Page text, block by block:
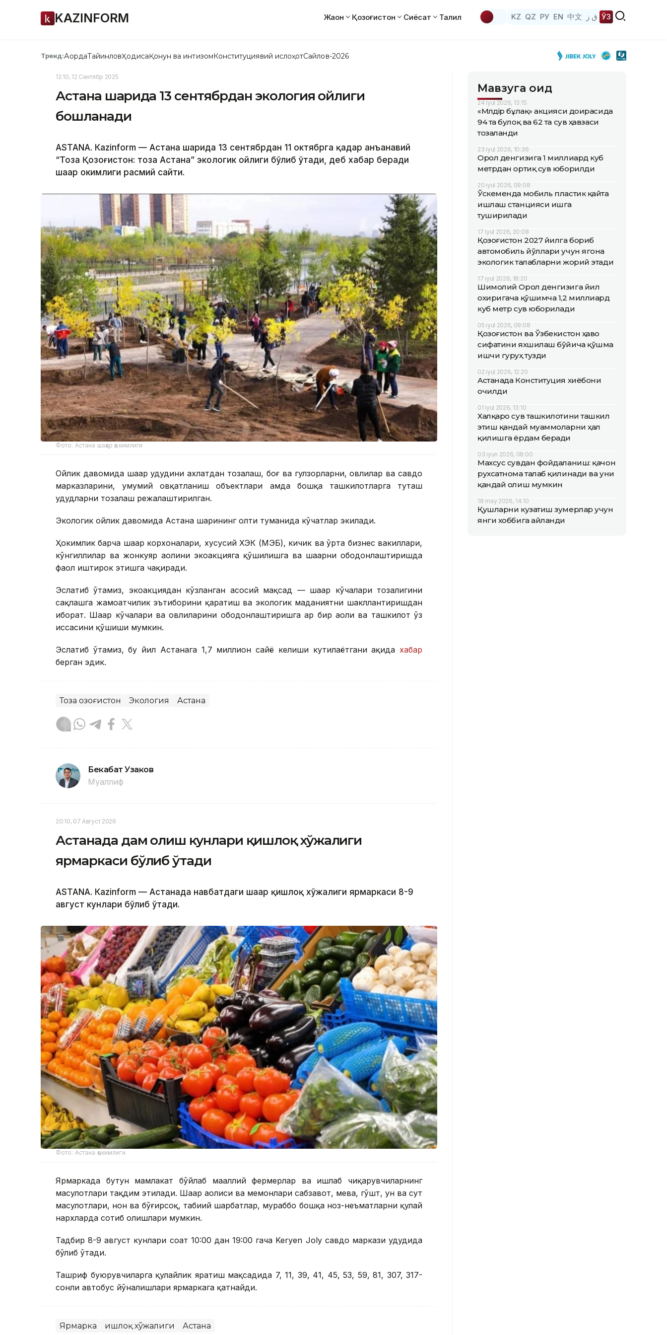
KAZINFORM Жаҳон Қозоғистон Сиёсат Таҳлил KZ QZ РУ EN 中文 ق ز ЎЗ
Тренд:АқордаТайинловҲодисаҚонун ва интизомКонституциявий ислоҳотСайлов-2026
12:10, 12 Сентябр 2025
Астана шаҳрида 13 сентябрдан экология ойлиги
бошланади
ASTANА. Кazinform — Астана шаҳрида 13 сентябрдан 11 октябрга қадар анъанавий
“Тоза Қозоғистон: тоза Астана” экологик ойлиги бўлиб ўтади, деб хабар беради
шаҳар ҳокимлиги расмий сайти.
Фото: Астана шаҳар ҳокимлиги
Ойлик давомида шаҳар ҳудудини ахлатдан тозалаш, боғ ва гулзорларни, ҳовлилар ва савдо
марказларини, умумий овқатланиш объектлари ҳамда бошқа ташкилотларга туташ
ҳудудларни тозалаш режалаштирилган.
Экологик ойлик давомида Астана шаҳрининг олти туманида кўчатлар экилади.
Ҳокимлик барча шаҳар корхоналари, хусусий ХЭК (МЭБ), кичик ва ўрта бизнес вакиллари,
кўнгиллилар ва жонкуяр аҳолини экоакцияга қўшилишга ва шаҳарни ободонлаштиришда
фаол иштирок этишга чақиради.
Эслатиб ўтамиз, экоакциядан кўзланган асосий мақсад — шаҳар кўчалари тозалигини
сақлашга жамоатчилик эътиборини қаратиш ва экологик маданиятни шакллантиришдан
иборат. Шаҳар кўчалари ва ҳовлиларини ободонлаштиришга ҳар бир аҳоли ва ташкилот ўз
ҳиссасини қўшиши мумкин.
Эслатиб ўтамиз, бу йил Астанага 1,7 миллион сайёҳ келиши кутилаётгани ҳақида хабар
берган эдик.
Тоза Қозоғистон Экология Астана
Бекабат Узаков
Муаллиф
20:10, 07 Август 2026
Астанада дам олиш кунлари қишлоқ хўжалиги
ярмаркаси бўлиб ўтади
ASTANА. Кazinform — Астанада навбатдаги шаҳар қишлоқ хўжалиги ярмаркаси 8-9
август кунлари бўлиб ўтади.
Фото: Астана ҳокимлиги
Ярмаркада бутун мамлакат бўйлаб маҳаллий фермерлар ва ишлаб чиқарувчиларнинг
маҳсулотлари тақдим этилади. Шаҳар аҳолиси ва меҳмонлари сабзавот, мева, гўшт, ун ва сут
маҳсулотлари, нон ва бўғирсоқ, табиий шарбатлар, мураббо бошқа ноз-неъматларни қулай
нархларда сотиб олишлари мумкин.
Тадбир 8-9 август кунлари соат 10:00 дан 19:00 гача Keryen Joly савдо маркази ҳудудида
бўлиб ўтади.
Ташриф буюрувчиларга қулайлик яратиш мақсадида 7, 11, 39, 41, 45, 53, 59, 81, 307, 317-
сонли автобус йўналишлари ярмаркага қатнайди.
Ярмарка Қишлоқ хўжалиги Астана
Мавзуга оид
24 iyul 2026, 13:15
«Мөлдір бұлақ» акцияси доирасида
94 та булоқ ва 62 та сув ҳавзаси
тозаланди
23 iyul 2026, 10:36
Орол денгизига 1 миллиард куб
метрдан ортиқ сув юборилди
20 iyul 2026, 09:08
Ўскеменда мобиль пластик қайта
ишлаш станцияси ишга
туширилади
17 iyul 2026, 20:08
Қозоғистон 2027 йилга бориб
автомобиль йўллари учун ягона
экологик талабларни жорий этади
17 iyul 2026, 18:20
Шимолий Орол денгизига йил
охиригача қўшимча 1,2 миллиард
куб метр сув юборилади
05 iyul 2026, 09:08
Қозоғистон ва Ўзбекистон ҳаво
сифатини яхшилаш бўйича қўшма
ишчи гуруҳ тузди
02 iyul 2026, 12:20
Астанада Конституция хиёбони
очилди
01 iyul 2026, 13:10
Халқаро сув ташкилотини ташкил
этиш қандай муаммоларни ҳал
қилишга ёрдам беради
03 iyun 2026, 08:00
Махсус сувдан фойдаланиш: қачон
рухсатнома талаб қилинади ва уни
қандай олиш мумкин
18 may 2026, 14:10
Қушларни кузатиш зумерлар учун
янги хоббига айланди